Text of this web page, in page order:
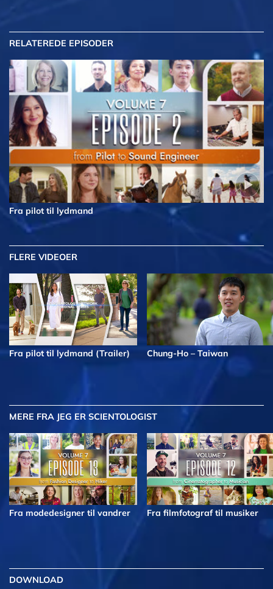
RELATEREDE EPISODER
Fra pilot til lydmand
FLERE VIDEOER
Fra pilot til lydmand (Trailer) Chung-Ho – Taiwan
MERE FRA JEG ER SCIENTOLOGIST
Fra modedesigner til vandrer Fra filmfotograf til musiker
DOWNLOAD